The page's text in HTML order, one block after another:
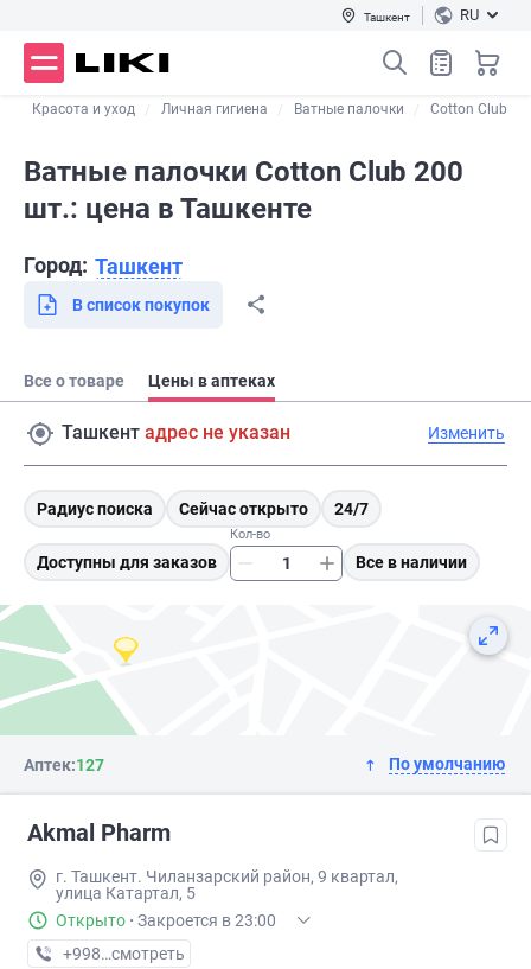
Ташкент RU
Красота и уход Личная гигиена Ватные палочки Cotton Club
Ватные палочки Cotton Club 200
шт.: цена в Ташкенте
Город: Ташкент
В список покупок
Все о товаре Цены в аптеках
Ташкент адрес не указан Изменить
Радиус поиска Сейчас открыто 24/7
Доступны для заказов
Кол-во
Все в наличии
Аптек:127 По умолчанию
Akmal Pharm
г. Ташкент. Чиланзарский район, 9 квартал,
улица Катартал, 5
Открыто · Закроется в 23:00
+998 (99) XXX-XX-XX
смотреть